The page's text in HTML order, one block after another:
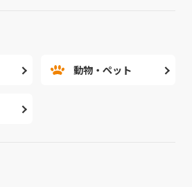
動物・ペット